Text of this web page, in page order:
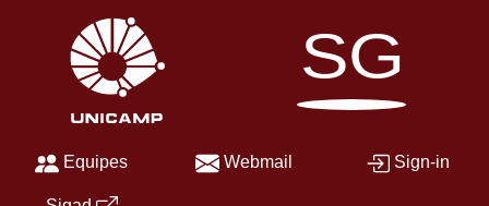
SG
Equipes Webmail Sign-in